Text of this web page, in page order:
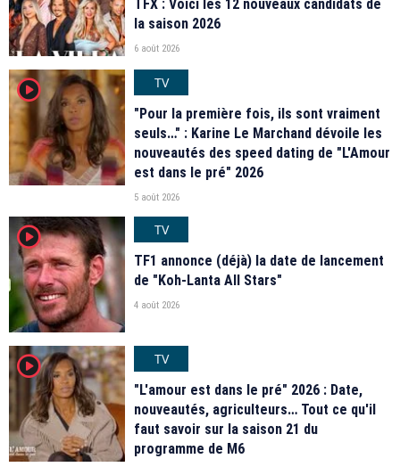
TFX : Voici les 12 nouveaux candidats de
la saison 2026
6 août 2026
player2
TV
"Pour la première fois, ils sont vraiment
seuls…" : Karine Le Marchand dévoile les
nouveautés des speed dating de "L'Amour
est dans le pré" 2026
5 août 2026
player2
TV
TF1 annonce (déjà) la date de lancement
de "Koh-Lanta All Stars"
4 août 2026
player2
TV
"L'amour est dans le pré" 2026 : Date,
nouveautés, agriculteurs… Tout ce qu'il
faut savoir sur la saison 21 du
programme de M6